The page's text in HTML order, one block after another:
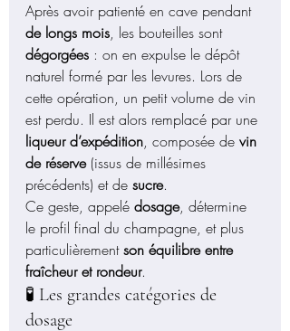
Après avoir patienté en cave pendant
de longs mois, les bouteilles sont
dégorgées : on en expulse le dépôt
naturel formé par les levures. Lors de
cette opération, un petit volume de vin
est perdu. Il est alors remplacé par une
liqueur d’expédition, composée de vin
de réserve (issus de millésimes
précédents) et de sucre.
Ce geste, appelé dosage, détermine
le profil final du champagne, et plus
particulièrement son équilibre entre
fraîcheur et rondeur.
🧪 Les grandes catégories de
dosage